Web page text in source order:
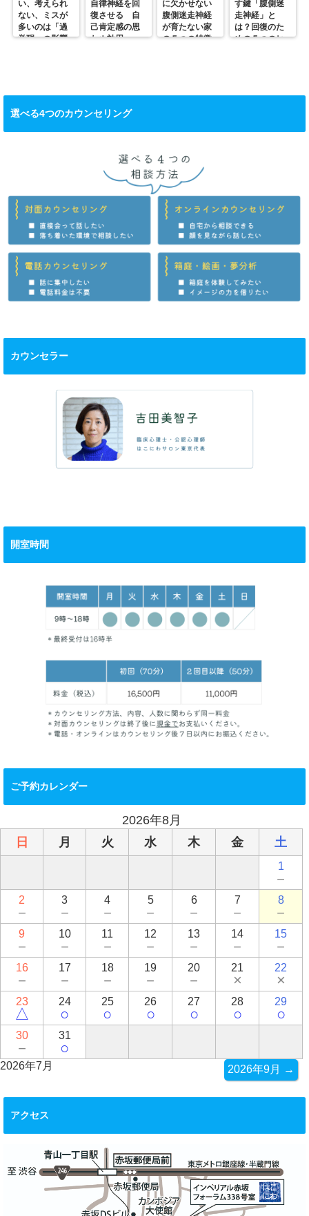
い、考えられ
ない、ミスが
多いのは「過
覚醒」の影響
自律神経を回
復させる 自
己肯定感の思
わぬ効用
に欠かせない
腹側迷走神経
が育たない家
の５つの特徴
す鍵「腹側迷
走神経」と
は？回復のた
めの５つのヒ
選べる4つのカウンセリング
カウンセラー
開室時間
ご予約カレンダー
2026年8月
日
月 火 水 木 金 土
1
－
2
－
3
－
4
－
5
－
6
－
7
－
8
－
9
－
10
－
11
－
12
－
13
－
14
－
15
－
16
－
17
－
18
－
19
－
20
－
21
×
22
×
23
△
24
○
25
○
26
○
27
○
28
○
29
○
30
－
31
○
2026年7月 2026年9月 →
アクセス